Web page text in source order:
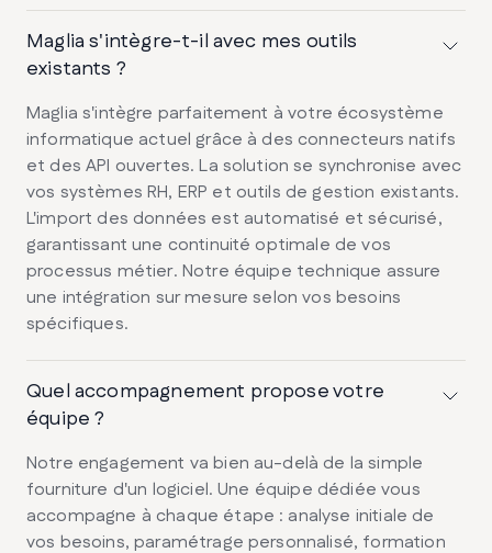
Maglia s'intègre-t-il avec mes outils
existants ?
Maglia s'intègre parfaitement à votre écosystème
informatique actuel grâce à des connecteurs natifs
et des API ouvertes. La solution se synchronise avec
vos systèmes RH, ERP et outils de gestion existants.
L'import des données est automatisé et sécurisé,
garantissant une continuité optimale de vos
processus métier. Notre équipe technique assure
une intégration sur mesure selon vos besoins
spécifiques.
Quel accompagnement propose votre
équipe ?
Notre engagement va bien au-delà de la simple
fourniture d'un logiciel. Une équipe dédiée vous
accompagne à chaque étape : analyse initiale de
vos besoins, paramétrage personnalisé, formation